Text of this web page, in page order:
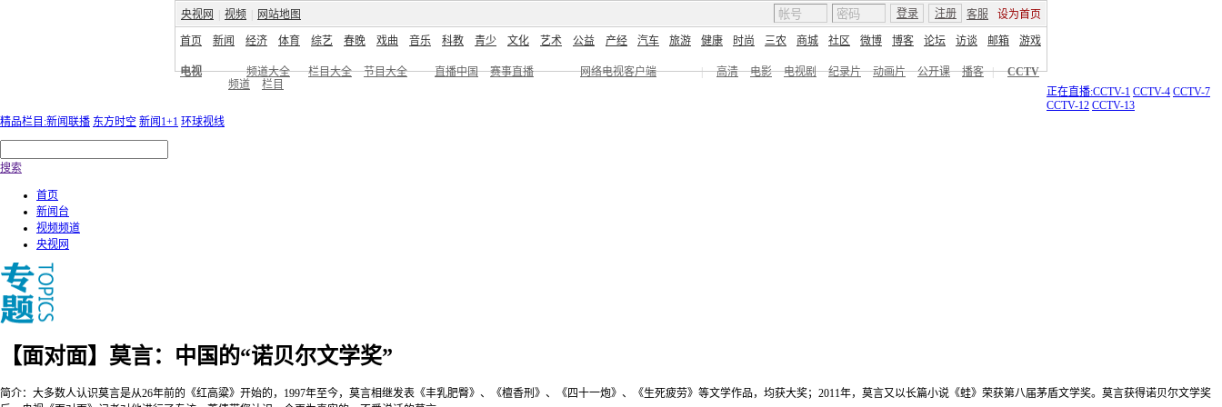
央视网 视频 网站地图 客服 设为首页
登录 注册
首页 新闻 经济 体育 综艺 春晚 戏曲 音乐 科教 青少 文化 艺术 公益 产经 汽车 旅游 健康 时尚 三农 商城 社区 微博 博客 论坛 访谈 邮箱 游戏
电视 频道大全 栏目大全 节目大全 直播中国 赛事直播 网络电视客户端 | 高清 电影 电视剧 纪录片 动画片 公开课 播客 |
CCTV
频道
栏目
正在直播:CCTV-1 CCTV-4 CCTV-7
CCTV-12 CCTV-13
精品栏目:新闻联播 东方时空 新闻1+1 环球视线
搜索
首页
新闻台
视频频道
央视网
【面对面】莫言：中国的“诺贝尔文学奖”
简介：大多数人认识莫言是从26年前的《红高粱》开始的，1997年至今，莫言相继发表《丰乳肥臀》、《檀香刑》、《四十一炮》、《生死疲劳》等文学作品，均获大奖；2011年，莫言又以长篇小说《蛙》荣获第八届茅盾文学奖。莫言获得诺贝尔文学奖